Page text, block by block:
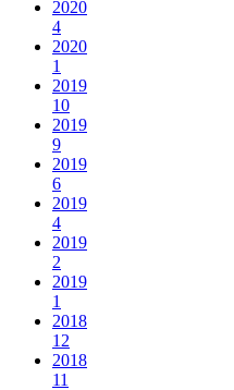
2020
4
2020
1
2019
10
2019
9
2019
6
2019
4
2019
2
2019
1
2018
12
2018
11